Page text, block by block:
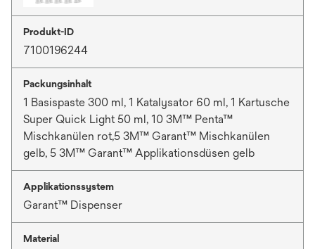
Produkt-ID
7100196244
Packungsinhalt
1 Basispaste 300 ml, 1 Katalysator 60 ml, 1 Kartusche
Super Quick Light 50 ml, 10 3M™ Penta™
Mischkanülen rot,5 3M™ Garant™ Mischkanülen
gelb, 5 3M™ Garant™ Applikationsdüsen gelb
Applikationssystem
Garant™ Dispenser
Material